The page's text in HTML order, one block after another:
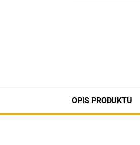
OPIS PRODUKTU